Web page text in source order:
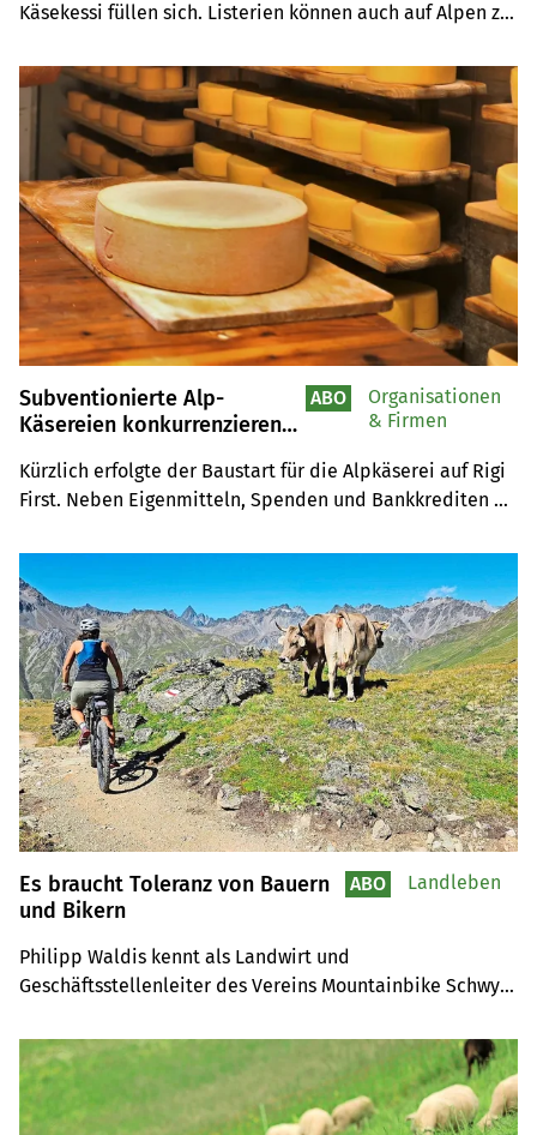
Käsekessi füllen sich. Listerien können auch auf Alpen zu
Subventionierte Alp-
Käsereien konkurrenzieren
Kürzlich erfolgte der Baustart für die Alpkäserei auf Rigi
First. Neben Eigenmitteln, Spenden und Bankkrediten
unterstützt. Dies stösst nicht bei allen auf Begeisterung.
Kritisch sieht das etwa Käsermeister Josef Werder, der
die Dorfkäserei Küssnacht am Rigi als unabhängigen
Familienbetrieb führt.
ABO
Organisationen
& Firmen
Es braucht Toleranz von Bauern
und Bikern
Philipp Waldis kennt als Landwirt und
Geschäftsstellenleiter des Vereins Mountainbike Schwyz
ABO Landleben